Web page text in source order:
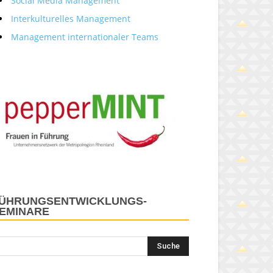
Interkulturelles Management
Management internationaler Teams